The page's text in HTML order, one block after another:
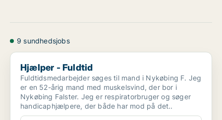
9 sundhedsjobs
Hjælper - Fuldtid
Hjælper - Fuldtid
Fuldtidsmedarbejder søges til mand i Nykøbing F. Jeg
er en 52-årig mand med muskelsvind, der bor i
Nykøbing Falster. Jeg er respiratorbruger og søger
handicaphjælpere, der både har mod på det..